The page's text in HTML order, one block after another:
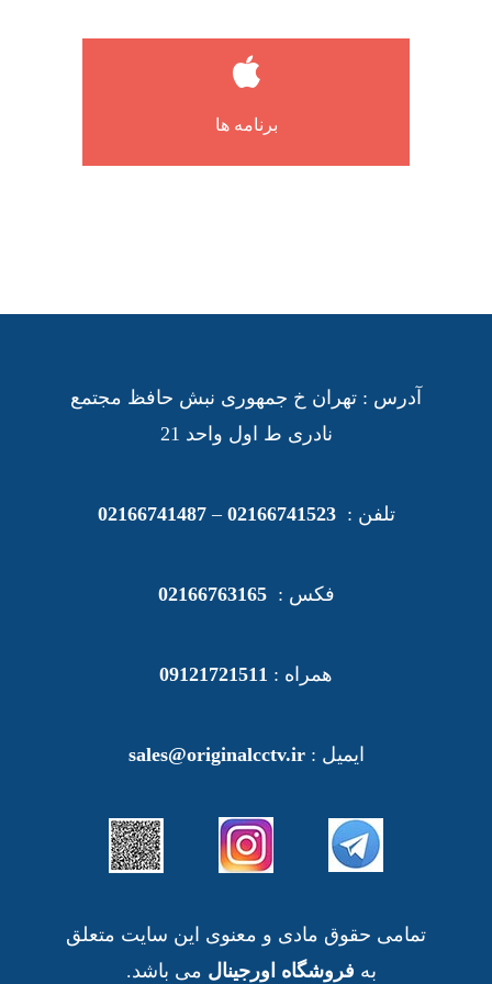
برنامه ها
لورم ایپسوم متن ساختگی با تولید سادگی
گرافیک است.
آدرس : تهران خ جمهوری نبش حافظ مجتمع
نادری ط اول واحد 21
تلفن :02166741523
–
02166741487
فکس :02166763165
همراه : 09121721511
ایمیل :sales@originalcctv.ir
تمامی حقوق مادی و معنوی این سایت متعلق
به فروشگاه اورجینال می باشد.